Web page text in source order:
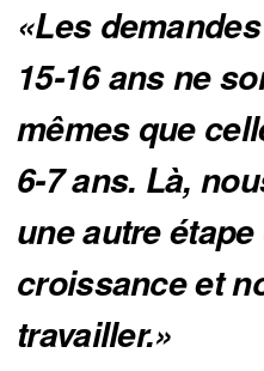
«Les
15-16 ans ne
mêmes que
6-7 ans. Là,
une autre
croissance et
travailler.»